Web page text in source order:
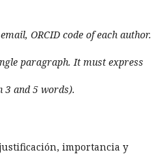
ORCID code of each author.
paragraph. It must express
3 and 5 words).
importancia y